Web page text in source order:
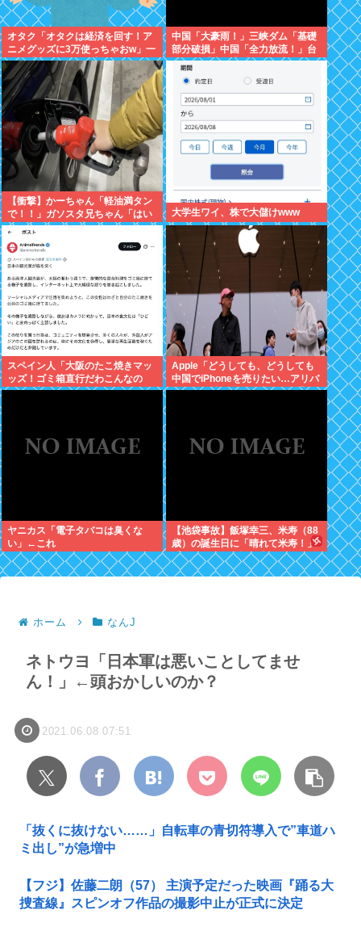
オタク「オタクは経済を回す！ア
ニメグッズに3万使っちゃおw」一
般人「車に500万、家に3000万、
観光して5万、交際費に5万」
中国「大豪雨！」三峡ダム「基礎
部分破損」中国「全力放流！」台
風13号「中国上陸予測」台風15号
「中国接近（画像」中国「台風同
時上陸！（穀物生産が壊滅危機」
【衝撃】かーちゃん「軽油満タン
で！！」ガソスタ兄ちゃん「はい
(レギュラーの間違いだろな…)」
⇒結果ｗｗ
大学生ワイ、株で大儲けwww
スペイン人「大阪のたこ焼きマッ
ッズ！ゴミ箱直行だわこんなの
w」←大炎上してしまう
Apple「どうしても、どうしても
中国でiPhoneを売りたい…アリバ
バさん提携しよ！」中国AI企業に
ヤニカス「電子タバコは臭くな
い」←これ
【池袋事故】飯塚幸三、米寿（88
歳）の誕生日に「晴れて米寿！」
「嬉しい」と日記に書いていた
ホーム なんJ
ネトウヨ「日本軍は悪いことしてませ
ん！」←頭おかしいのか？
2021.06.08 07:51
「抜くに抜けない……」自転車の青切符導入で”車道ハ
ミ出し”が急増中
【フジ】佐藤二朗（57） 主演予定だった映画『踊る大
捜査線』スピンオフ作品の撮影中止が正式に決定